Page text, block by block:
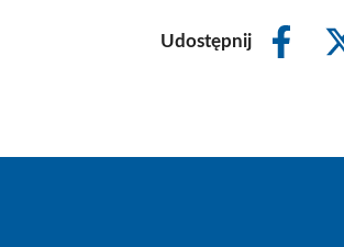
Udostępnij
Share